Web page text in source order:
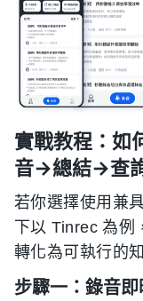
實戰教程：如
音→總結→查
若你選擇使用兼
下以 Tinrec 為例
轉化為可執行的
步驟一：錄音即